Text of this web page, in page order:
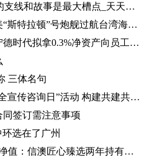
《FF16》中评汇总：老套的支线和故事是最大槽点_天天头条
中国海警局新闻发言人就美“斯特拉顿”号炮舰过航台湾海峡发表谈话|每日动态
【世界新要闻】不差钱：宁德时代拟拿0.3%净资产向员工提供无息借款，支持购自住商品房
三体名句
环球微资讯！我市开展“安全宣传咨询日”活动 构建共建共治共享安全生产格局
签订需注意事项
选在了广州
全球热推荐：6月21日基金净值：信澳匠心臻选两年持有期混合最新净值1.1771，跌4.47%